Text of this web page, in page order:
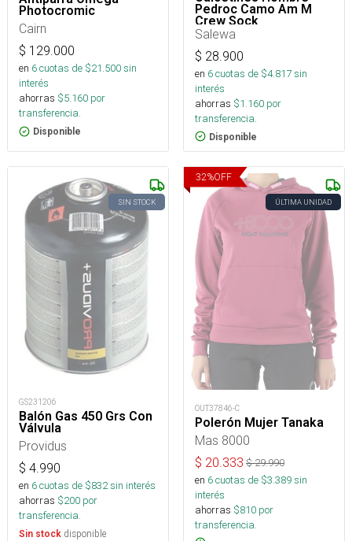
Photocromic
Cairn
$ 129.000
en 6cuotas de $21.500sin
interés
ahorras $5.160 por
transferencia.
Disponible
Pedroc Camo Am M
Crew Sock
Salewa
$ 28.900
en 6cuotas de $4.817sin
interés
ahorras $1.160 por
transferencia.
Disponible
SIN STOCK
GS231206
Balón Gas 450 Grs Con
Válvula
Providus
$ 4.990
en 6cuotas de $832sin interés
ahorras $200 por
transferencia.
Sin stock disponible
32%OFF
ÚLTIMA UNIDAD
OUT37846-C
Polerón Mujer Tanaka
Mas 8000
$ 20.333 $29.990
en 6cuotas de $3.389sin
interés
ahorras $810 por
transferencia.